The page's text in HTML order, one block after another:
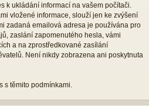
k ukládání informací na vašem počítači.
vložené informace, slouží jen ke zvýšení
zadaná emailová adresa je používána pro
zaslání zapomenutého hesla, vámi
a na zprostředkované zasílání
Není nikdy zobrazena ani poskytnuta
s těmito podmínkami.